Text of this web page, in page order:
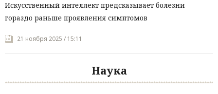
Искусственный интеллект предсказывает болезни
гораздо раньше проявления симптомов
21 ноября 2025 / 15:11
Наука